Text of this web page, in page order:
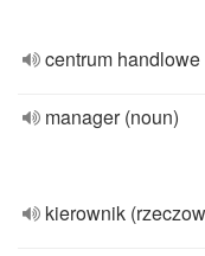
centrum
manager (noun)
kierownik